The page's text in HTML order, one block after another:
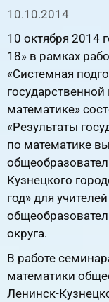
10.10.2014
10 октября 2014
18» в рамках
«Системная
государственной
математике»
«Результаты
по математике
Кузнецкого
год» для
округа.
В работе
математики
Ленинск-